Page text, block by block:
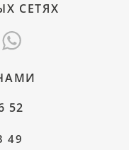
СЕТЯХ
52
49